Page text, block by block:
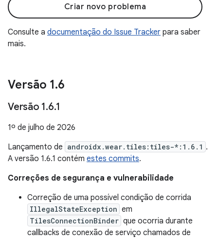
Criar novo problema
Consulte a documentação do Issue Tracker para saber
mais.
Versão 1.6
Versão 1.6.1
1º de julho de 2026
Lançamento de androidx.wear.tiles:tiles-*:1.6.1 .
A versão 1.6.1 contém estes commits.
Correções de segurança e vulnerabilidade
Correção de uma possível condição de corrida
IllegalStateException em
TilesConnectionBinder que ocorria durante
callbacks de conexão de serviço chamados de